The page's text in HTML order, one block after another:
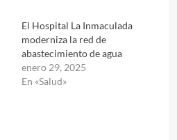
El Hospital La Inmaculada
moderniza la red de
abastecimiento de agua
enero 29, 2025
En «Salud»